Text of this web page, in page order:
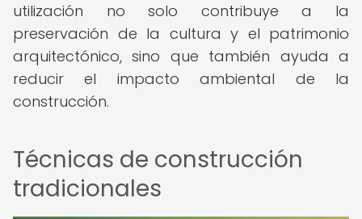
utilización no solo contribuye a la
preservación de la cultura y el patrimonio
arquitectónico, sino que también ayuda a
reducir el impacto ambiental de la
construcción.
Técnicas de construcción
tradicionales